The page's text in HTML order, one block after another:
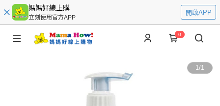
媽媽好線上購
立刻使用官方APP
開啟APP
0
1/1